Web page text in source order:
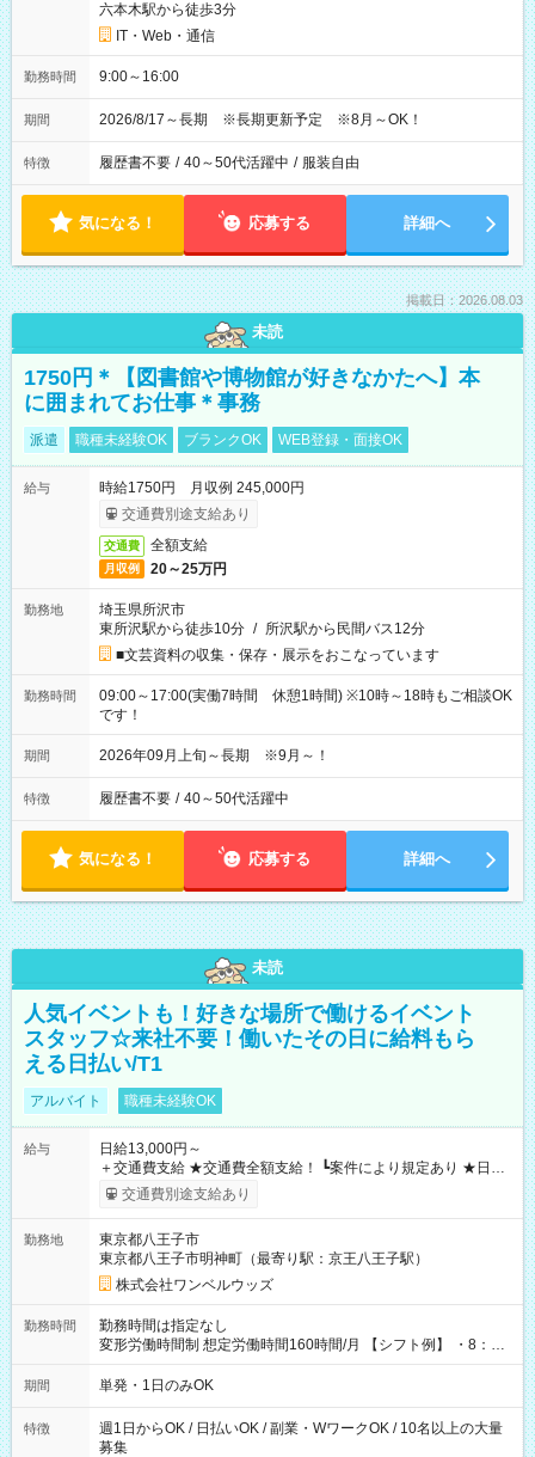
六本木駅から徒歩3分
IT・Web・通信
勤務時間 9:00～16:00
期間 2026/8/17～長期 ※長期更新予定 ※8月～OK！
特徴 履歴書不要 / 40～50代活躍中 / 服装自由
気になる！ 応募する 詳細へ
掲載日：2026.08.03
未読
1750円＊【図書館や博物館が好きなかたへ】本
に囲まれてお仕事＊事務
派遣 職種未経験OK ブランクOK WEB登録・面接OK
給与
時給1750円 月収例 245,000円
交通費別途支給あり
交通費 全額支給
月収例 20～25万円
勤務地
埼玉県所沢市
東所沢駅から徒歩10分 / 所沢駅から民間バス12分
■文芸資料の収集・保存・展示をおこなっています
勤務時間
09:00～17:00(実働7時間 休憩1時間) ※10時～18時もご相談OK
です！
期間 2026年09月上旬～長期 ※9月～！
特徴 履歴書不要 / 40～50代活躍中
気になる！ 応募する 詳細へ
未読
人気イベントも！好きな場所で働けるイベント
スタッフ☆来社不要！働いたその日に給料もら
える日払い/T1
アルバイト 職種未経験OK
給与
日給13,000円～
＋交通費支給 ★交通費全額支給！ ┗案件により規定あり ★日払
いOK！（規定あり） ┗働いたその日に現金GET♪ お仕事後はコ
ンビニATMから 日払い分を引き落とせます！ 【試用期間】試
交通費別途支給あり
勤務地
東京都八王子市
東京都八王子市明神町（最寄り駅：京王八王子駅）
株式会社ワンベルウッズ
勤務時間
勤務時間は指定なし
変形労働時間制 想定労働時間160時間/月 【シフト例】 ・8：00
～21：00
期間 単発・1日のみOK
特徴
週1日からOK / 日払いOK / 副業・WワークOK / 10名以上の大量
募集